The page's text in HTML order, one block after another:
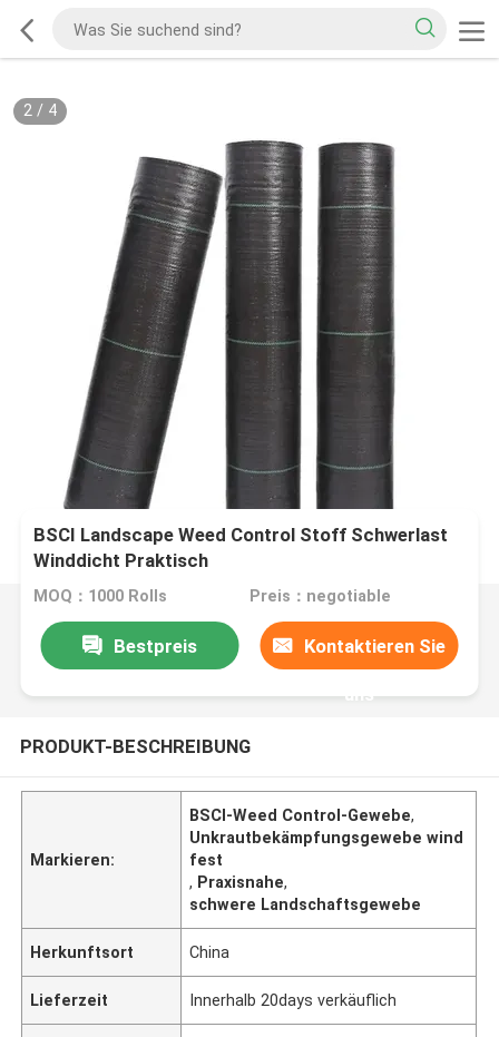
2/ 4
BSCI Landscape Weed Control Stoff Schwerlast
Winddicht Praktisch
MOQ：1000 Rolls Preis：negotiable
Bestpreis Kontaktieren Sie
uns
PRODUKT-BESCHREIBUNG
Markieren:
BSCI-Weed Control-Gewebe,
Unkrautbekämpfungsgewebe wind
fest
, Praxisnahe,
schwere Landschaftsgewebe
Herkunftsort China
Lieferzeit Innerhalb 20days verkäuflich